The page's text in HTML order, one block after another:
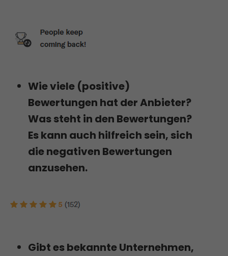
Wie viele (positive)
Bewertungen hat der Anbieter?
Was steht in den Bewertungen?
Es kann auch hilfreich sein, sich
die negativen Bewertungen
anzusehen.
Gibt es bekannte Unternehmen,